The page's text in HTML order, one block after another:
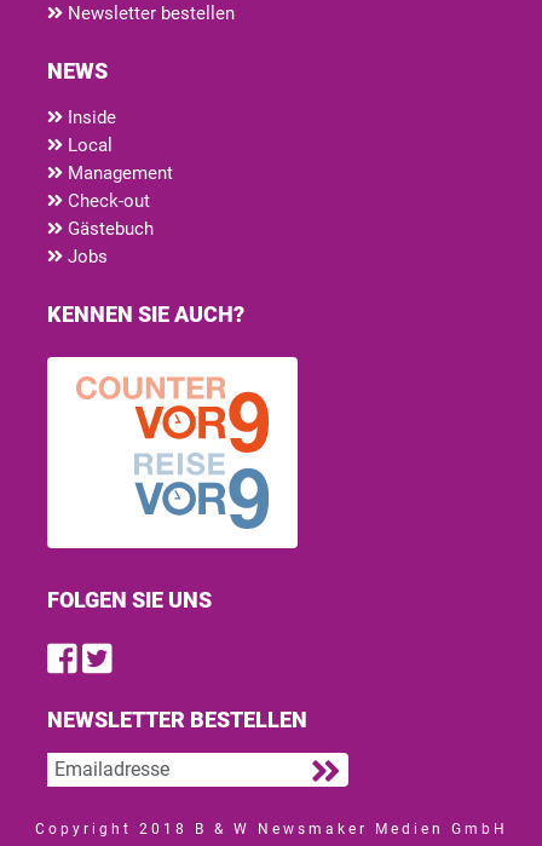
Newsletter bestellen
NEWS
Inside
Local
Management
Check-out
Gästebuch
Jobs
KENNEN SIE AUCH?
FOLGEN SIE UNS
Find us on Facebook
Follow us on Twitter
NEWSLETTER BESTELLEN
Copyright 2018 B & W Newsmaker Medien GmbH